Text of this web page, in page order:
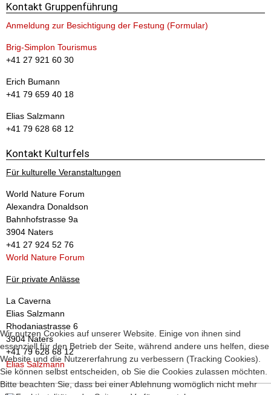
Kontakt Gruppenführung
Anmeldung zur Besichtigung der Festung (Formular)
Brig-Simplon Tourismus
+41 27 921 60 30
Erich Bumann
+41 79 659 40 18
Elias Salzmann
+41 79 628 68 12
Kontakt Kulturfels
Für kulturelle Veranstaltungen
World Nature Forum
Alexandra Donaldson
Bahnhofstrasse 9a
3904 Naters
+41 27 924 52 76
World Nature Forum
Für private Anlässe
La Caverna
Elias Salzmann
Rhodaniastrasse 6
3904 Naters
+41 79 628 68 12
Elias Salzmann
Wir nutzen Cookies auf unserer Website. Einige von ihnen sind
essenziell für den Betrieb der Seite, während andere uns helfen, diese
Website und die Nutzererfahrung zu verbessern (Tracking Cookies).
Sie können selbst entscheiden, ob Sie die Cookies zulassen möchten.
Bitte beachten Sie, dass bei einer Ablehnung womöglich nicht mehr